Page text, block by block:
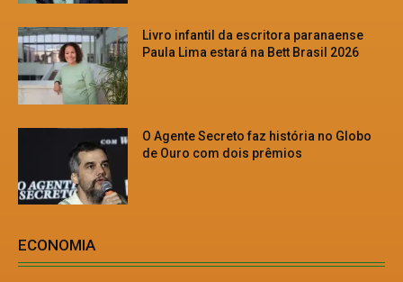
Livro infantil da escritora paranaense
Paula Lima estará na Bett Brasil 2026
O Agente Secreto faz história no Globo
de Ouro com dois prêmios
ECONOMIA